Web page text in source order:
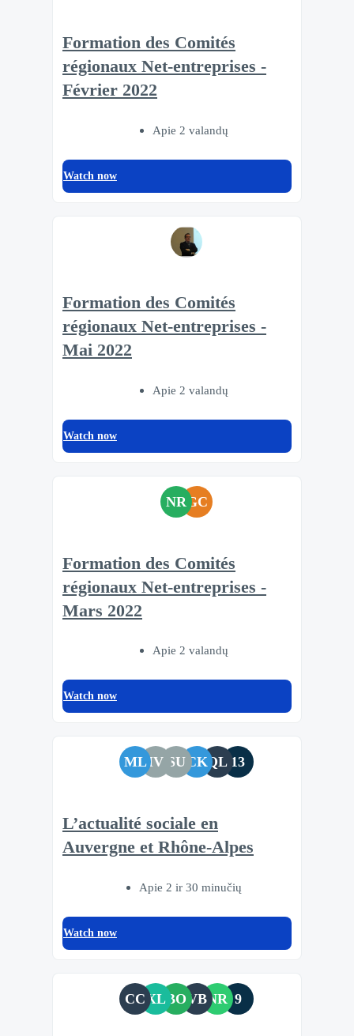
Formation des Comités
régionaux Net-entreprises -
Février 2022
Apie 2 valandų
Watch now
Formation des Comités
régionaux Net-entreprises -
Mai 2022
Apie 2 valandų
Watch now
NRGC
Formation des Comités
régionaux Net-entreprises -
Mars 2022
Apie 2 valandų
Watch now
ML IV SU CKQL 13
L’actualité sociale en
Auvergne et Rhône-Alpes
Apie 2 ir 30 minučių
Watch now
CC XL BO VB NR 9